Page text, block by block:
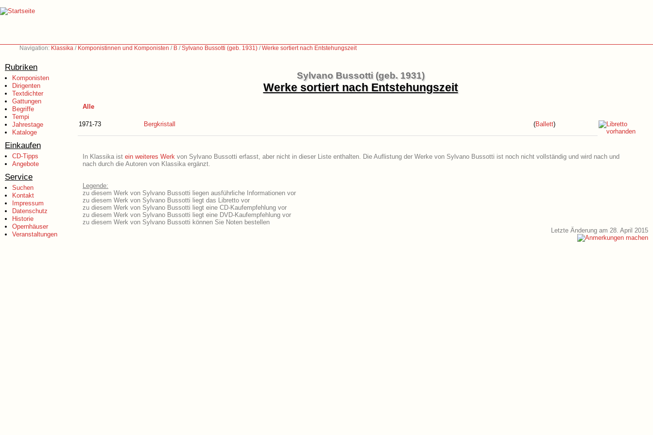
Navigation: Klassika / Komponistinnen und Komponisten / B /Sylvano Bussotti (geb. 1931) /Werke sortiert nach Entstehungszeit
Rubriken
Komponisten
Dirigenten
Textdichter
Gattungen
Begriffe
Tempi
Jahrestage
Kataloge
Einkaufen
CD-Tipps
Angebote
Service
Suchen
Kontakt
Impressum
Datenschutz
Historie
Opernhäuser
Veranstaltungen
Sylvano Bussotti (geb. 1931)
Werke sortiert nach Entstehungszeit
Alle
1971-73 Bergkristall (Ballett)
In Klassika ist ein weiteres Werk von Sylvano Bussotti erfasst, aber nicht in dieser Liste enthalten. Die Auflistung der Werke von Sylvano Bussotti ist noch nicht vollständig und wird nach und
nach durch die Autoren von Klassika ergänzt.
Legende:
zu diesem Werk von Sylvano Bussotti liegen ausführliche Informationen vor
zu diesem Werk von Sylvano Bussotti liegt das Libretto vor
zu diesem Werk von Sylvano Bussotti liegt eine CD-Kaufempfehlung vor
zu diesem Werk von Sylvano Bussotti liegt eine DVD-Kaufempfehlung vor
zu diesem Werk von Sylvano Bussotti können Sie Noten bestellen
Letzte Änderung am 28. April 2015